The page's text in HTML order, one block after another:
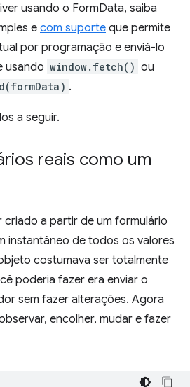
usando o FormData, saiba
e com suporte que permite
por programação e enviá-lo
usando window.fetch() ou
.
a seguir.
reais como um
criado a partir de um formulário
instantâneo de todos os valores
costumava ser totalmente
poderia fazer era enviar o
sem fazer alterações. Agora
encolher, mudar e fazer